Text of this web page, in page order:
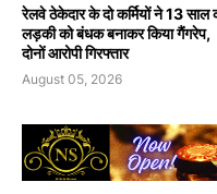
रेलवे ठेकेदार के दो कर्मियों ने 13 साल
लड़की को बंधक बनाकर किया गैंगरेप,
दोनों आरोपी गिरफ्तार
August 05, 2026